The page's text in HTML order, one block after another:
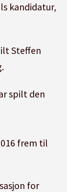
kandidatur,
Steffen
spilt den
frem til
for